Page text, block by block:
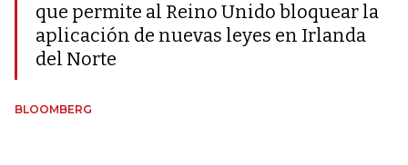
que permite al Reino Unido bloquear la
aplicación de nuevas leyes en Irlanda
del Norte
BLOOMBERG